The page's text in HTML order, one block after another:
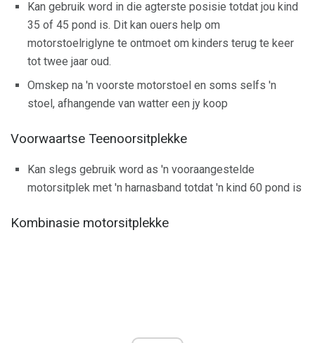
Kan gebruik word in die agterste posisie totdat jou kind
35 of 45 pond is. Dit kan ouers help om
motorstoelriglyne te ontmoet om kinders terug te keer
tot twee jaar oud.
Omskep na 'n voorste motorstoel en soms selfs 'n
stoel, afhangende van watter een jy koop
Voorwaartse Teenoorsitplekke
Kan slegs gebruik word as 'n vooraangestelde
motorsitplek met 'n harnasband totdat 'n kind 60 pond is
Kombinasie motorsitplekke